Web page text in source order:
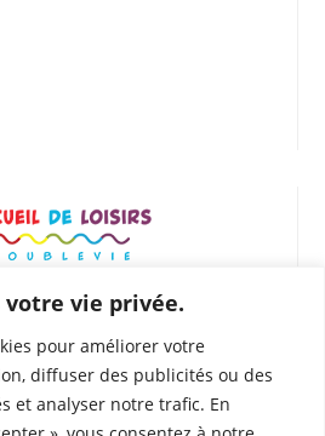
votre vie privée.
pour améliorer votre
diffuser des publicités ou des
et analyser notre trafic. En
EST
38500 Coublevie